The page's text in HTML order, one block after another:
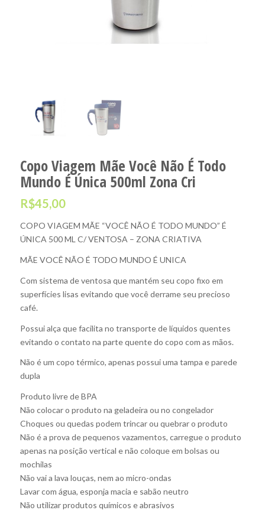
Copo Viagem Mãe Você Não É Todo
Mundo É Única 500ml Zona Cri
R$45,00
COPO VIAGEM MÃE “VOCÊ NÃO É TODO MUNDO” É
ÚNICA 500 ML C/ VENTOSA – ZONA CRIATIVA
MÃE VOCÊ NÃO É TODO MUNDO É UNICA
Com sistema de ventosa que mantém seu copo fixo em
superfícies lisas evitando que você derrame seu precioso
café.
Possui alça que facilita no transporte de líquidos quentes
evitando o contato na parte quente do copo com as mãos.
Não é um copo térmico, apenas possui uma tampa e parede
dupla
Produto livre de BPA
Não colocar o produto na geladeira ou no congelador
Choques ou quedas podem trincar ou quebrar o produto
Não é a prova de pequenos vazamentos, carregue o produto
apenas na posição vertical e não coloque em bolsas ou
mochilas
Não vai a lava louças, nem ao micro-ondas
Lavar com água, esponja macia e sabão neutro
Não utilizar produtos químicos e abrasivos